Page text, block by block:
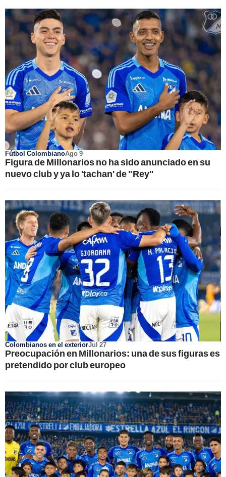
Fútbol ColombianoAgo 9
Figura de Millonarios no ha sido anunciado en su
nuevo club y ya lo 'tachan' de "Rey"
Colombianos en el exteriorJul 27
Preocupación en Millonarios: una de sus figuras es
pretendido por club europeo